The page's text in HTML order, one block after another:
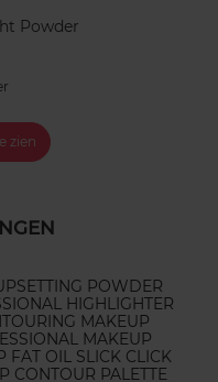
Powder
zien
SETTING POWDER
HIGHLIGHTER
MAKEUP
MAKEUP
FAT OIL SLICK CLICK
CONTOUR PALETTE